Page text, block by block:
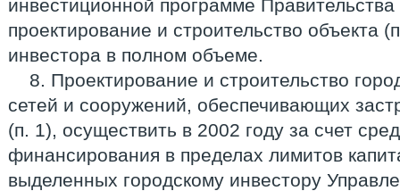
инвестиционной программе
проектирование и строительство объекта
инвестора в полном объеме.
8. Проектирование и строительство
сетей и сооружений, обеспечивающих
(п. 1), осуществить в 2002 году за счет
финансирования в пределах лимитов
выделенных городскому инвестору